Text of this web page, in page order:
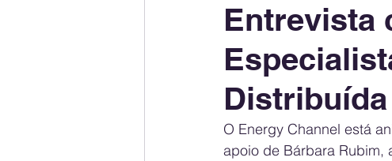
Energy Storage Ranking United States Policy
Companies
Entrevista
Distribuída
O Energy Channel está
apoio de Bárbara Rubim,